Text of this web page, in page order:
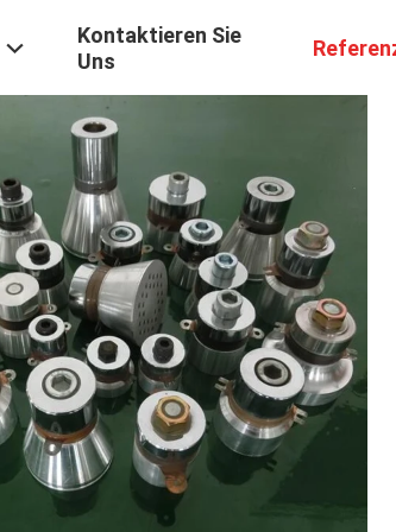
Kontaktieren Sie
Uns